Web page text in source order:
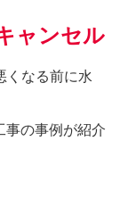
ャンセル
くなる前に水
事の事例が紹介